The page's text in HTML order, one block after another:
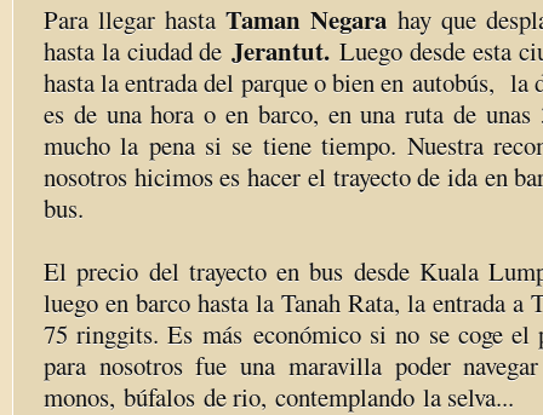
Para llegar hastaTaman Negara hay que
hasta la ciudad deJerantut.Luego desde esta
hasta la entrada del parque o bien en autobús, la
es de una hora o en barco, en una ruta de unas
mucho la pena si se tiene tiempo. Nuestra
nosotros hicimos es hacer el trayecto de ida en
bus.
El precio del trayecto en bus desde Kuala
luego en barco hasta la Tanah Rata, la entrada a
75 ringgits. Es más económico si no se coge el
para nosotros fue una maravilla poder
monos, búfalos de rio, contemplando la selva...